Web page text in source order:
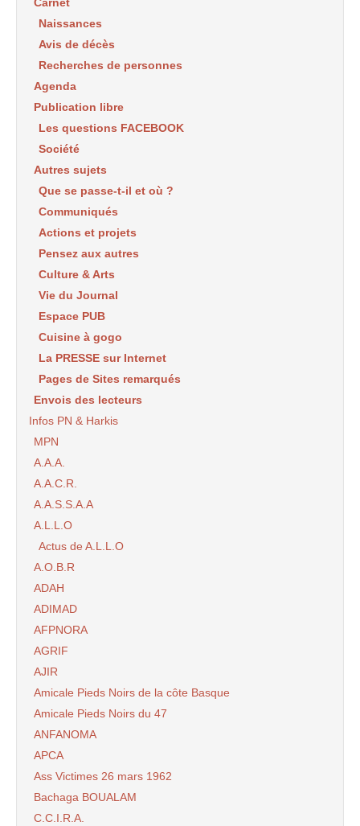
Naissances
Avis de décès
Recherches de personnes
Agenda
Publication libre
Les questions FACEBOOK
Société
Autres sujets
Que se passe-t-il et où ?
Communiqués
Actions et projets
Pensez aux autres
Culture & Arts
Vie du Journal
Espace PUB
Cuisine à gogo
La PRESSE sur Internet
Pages de Sites remarqués
Envois des lecteurs
Infos PN & Harkis
MPN
A.A.A.
A.A.C.R.
A.A.S.S.A.A
A.L.L.O
Actus de A.L.L.O
A.O.B.R
ADAH
ADIMAD
AFPNORA
AGRIF
AJIR
Amicale Pieds Noirs de la côte Basque
Amicale Pieds Noirs du 47
ANFANOMA
APCA
Ass Victimes 26 mars 1962
Bachaga BOUALAM
C.C.I.R.A.